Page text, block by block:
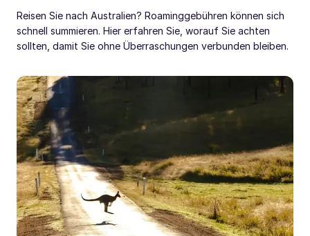
Reisen Sie nach Australien? Roaminggebühren können sich
schnell summieren. Hier erfahren Sie, worauf Sie achten
sollten, damit Sie ohne Überraschungen verbunden bleiben.